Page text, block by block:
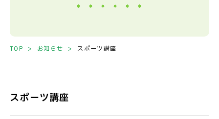
TOP お知らせ スポーツ講座
スポーツ講座